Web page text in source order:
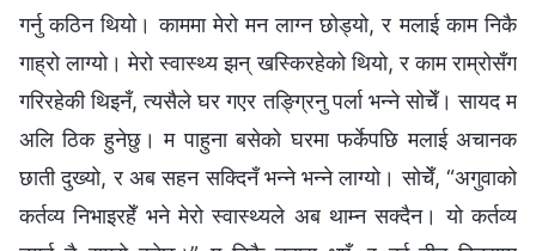
गर्नु कठिन थियो। काममा मेरो मन लाग्न छोड्यो, र मलाई काम निकै
गाह्रो लाग्यो। मेरो स्वास्थ्य झन् खस्किरहेको थियो, र काम राम्रोसँग
गरिरहेकी थिइनँ, त्यसैले घर गएर तङ्ग्रिनु पर्ला भन्‍ने सोचेँ। सायद म
अलि ठिक हुनेछु। म पाहुना बसेको घरमा फर्केपछि मलाई अचानक
छाती दुख्यो, र अब सहन सक्दिनँ भन्‍ने भन्‍ने लाग्यो। सोचेँ, “अगुवाको
कर्तव्य निभाइरहेँ भने मेरो स्वास्थ्यले अब थाम्न सक्दैन। यो कर्तव्य